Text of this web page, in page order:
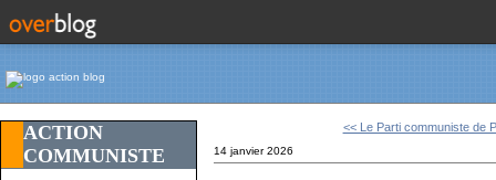
ACTION
COMMUNISTE
<< Le Parti communiste de
14 janvier 2026